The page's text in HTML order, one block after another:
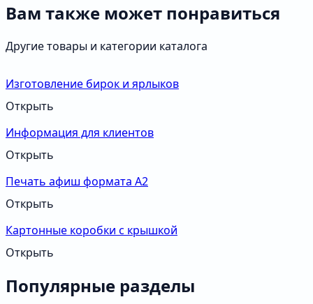
Вам также может понравиться
Другие товары и категории каталога
Изготовление бирок и ярлыков
Открыть
Информация для клиентов
Открыть
Печать афиш формата А2
Открыть
Картонные коробки с крышкой
Открыть
Популярные разделы